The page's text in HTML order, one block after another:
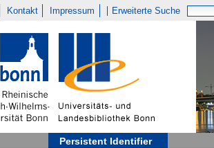
Kontakt Impressum Erweiterte Suche
Persistent Identifier